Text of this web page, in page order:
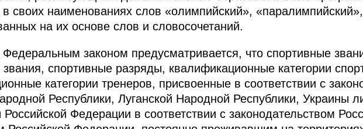
в своих наименованиях слов «олимпийский»,
на их основе слов и словосочетаний.
Федеральным законом предусматривается, что спортивные
спортивные разряды, квалификационные категории
категории тренеров, присвоенные в соответствии с
Республики, Луганской Народной Республики, Украины
Федерации в соответствии с законодательством